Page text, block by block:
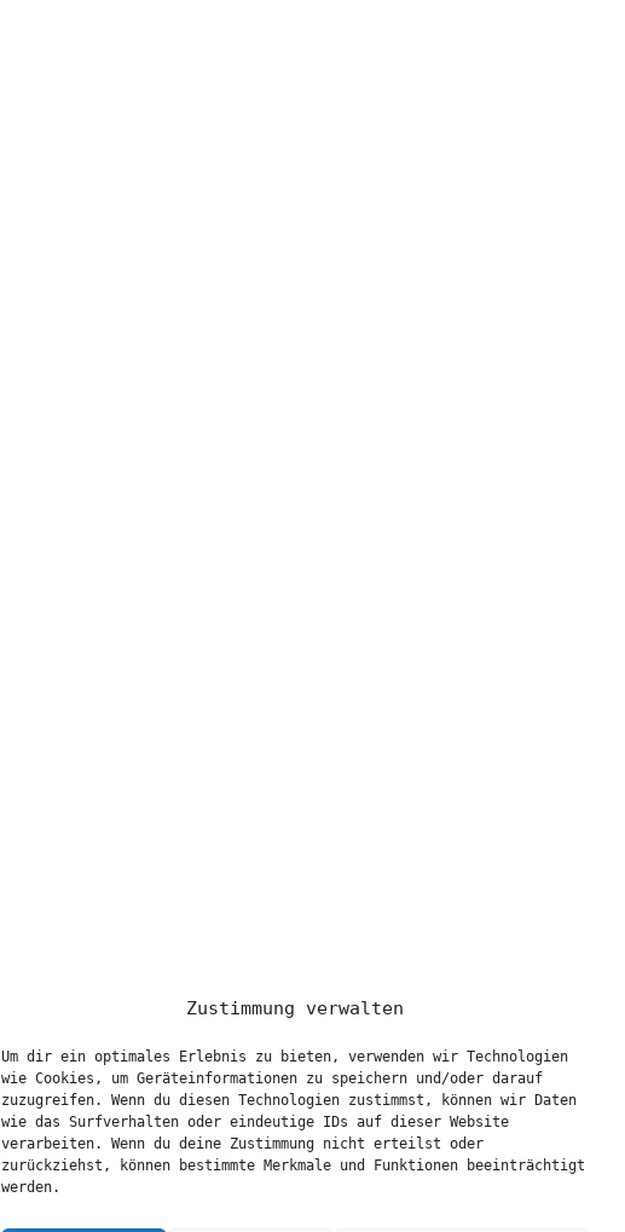
Zustimmung verwalten
Um dir ein optimales Erlebnis zu bieten, verwenden wir Technologien
wie Cookies, um Geräteinformationen zu speichern und/oder darauf
zuzugreifen. Wenn du diesen Technologien zustimmst, können wir Daten
wie das Surfverhalten oder eindeutige IDs auf dieser Website
verarbeiten. Wenn du deine Zustimmung nicht erteilst oder
zurückziehst, können bestimmte Merkmale und Funktionen beeinträchtigt
werden.